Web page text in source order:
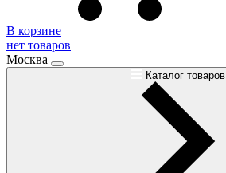
В корзине
нет товаров
Москва
Каталог товаров